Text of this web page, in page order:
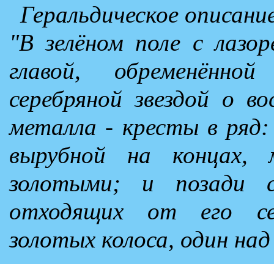
Геральдическое
"В зелёном поле с
главой,
серебряной звездой о
металла - кресты в ряд:
вырубной на концах,
золотыми; и позади
отходящих от его
золотых колоса, один